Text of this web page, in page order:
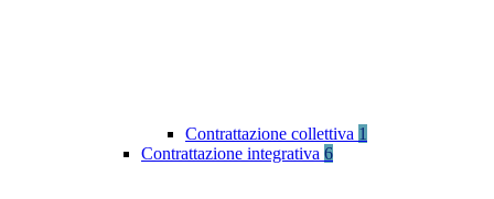
Contrattazione collettiva 1
Contrattazione integrativa 6